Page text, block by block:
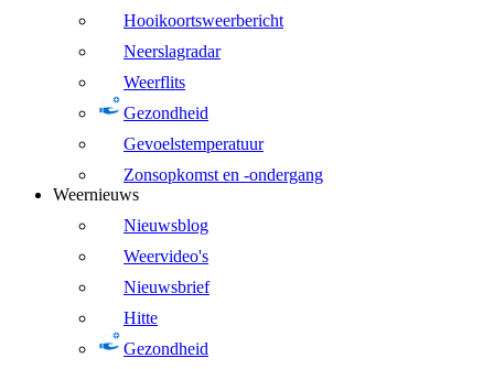
Hooikoortsweerbericht
Neerslagradar
Weerflits
Gezondheid
Gevoelstemperatuur
Zonsopkomst en -ondergang
Weernieuws
Nieuwsblog
Weervideo's
Nieuwsbrief
Hitte
Gezondheid